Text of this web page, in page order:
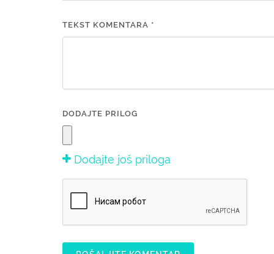
TEKST KOMENTARA *
DODAJTE PRILOG
Dodajte još priloga